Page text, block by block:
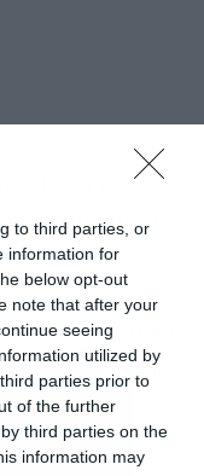
to third parties, or
information for
below opt-out
note that after your
seeing
utilized by
parties prior to
of the further
third parties on the
information may
η
ανοιχτό το
αν δεν
δράσης των
της νόσου.
περίπου